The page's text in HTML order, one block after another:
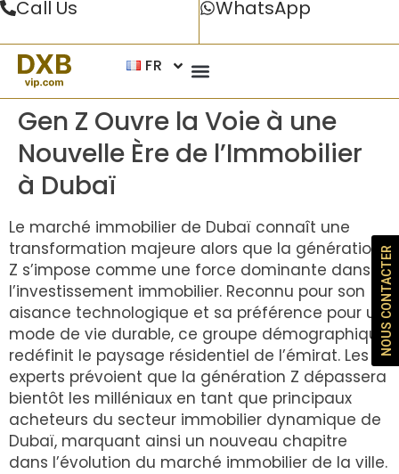
Call Us WhatsApp
FR
Gen Z Ouvre la Voie à une
Nouvelle Ère de l’Immobilier
à Dubaï
Le marché immobilier de Dubaï connaît une
transformation majeure alors que la génération
Z s’impose comme une force dominante dans
l’investissement immobilier. Reconnu pour son
aisance technologique et sa préférence pour un
mode de vie durable, ce groupe démographique
redéfinit le paysage résidentiel de l’émirat. Les
experts prévoient que la génération Z dépassera
bientôt les milléniaux en tant que principaux
acheteurs du secteur immobilier dynamique de
Dubaï, marquant ainsi un nouveau chapitre
dans l’évolution du marché immobilier de la ville.
NOUS CONTACTER